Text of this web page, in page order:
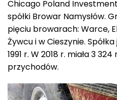
Chicago Poland Investment
spółki Browar Namysłów.
pięciu browarach: Warce,
Żywcu i w Cieszynie.
1991 r. W 2018 r. miała 3
przychodów.